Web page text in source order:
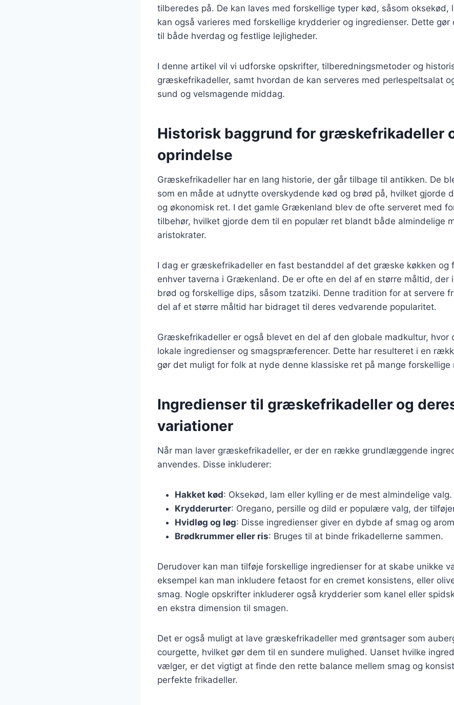
tilberedes på. De kan laves med forskellige typer kød, såsom oksekød,
kan også varieres med forskellige krydderier og ingredienser. Dette
til både hverdag og festlige lejligheder.
I denne artikel vil vi udforske opskrifter, tilberedningsmetoder og
græskefrikadeller, samt hvordan de kan serveres med perlespeltsalat
sund og velsmagende middag.
Historisk baggrund for græskefrikadeller
oprindelse
Græskefrikadeller har en lang historie, der går tilbage til antikken. De
som en måde at udnytte overskydende kød og brød på, hvilket gjorde
og økonomisk ret. I det gamle Grækenland blev de ofte serveret med
tilbehør, hvilket gjorde dem til en populær ret blandt både almindelige
aristokrater.
I dag er græskefrikadeller en fast bestanddel af det græske køkken og
enhver taverna i Grækenland. De er ofte en del af en større måltid, der
brød og forskellige dips, såsom tzatziki. Denne tradition for at servere
del af et større måltid har bidraget til deres vedvarende popularitet.
Græskefrikadeller er også blevet en del af den globale madkultur, hvor
lokale ingredienser og smagspræferencer. Dette har resulteret i en
gør det muligt for folk at nyde denne klassiske ret på mange forskellige
Ingredienser til græskefrikadeller og
variationer
Når man laver græskefrikadeller, er der en række grundlæggende
anvendes. Disse inkluderer:
Hakket kød: Oksekød, lam eller kylling er de mest almindelige valg.
Krydderurter: Oregano, persille og dild er populære valg, der
Hvidløg og løg: Disse ingredienser giver en dybde af smag og
Brødkrummer eller ris: Bruges til at binde frikadellerne sammen.
Derudover kan man tilføje forskellige ingredienser for at skabe unikke
eksempel kan man inkludere fetaost for en cremet konsistens, eller
smag. Nogle opskrifter inkluderer også krydderier som kanel eller
en ekstra dimension til smagen.
Det er også muligt at lave græskefrikadeller med grøntsager som
courgette, hvilket gør dem til en sundere mulighed. Uanset hvilke
vælger, er det vigtigt at finde den rette balance mellem smag og
perfekte frikadeller.